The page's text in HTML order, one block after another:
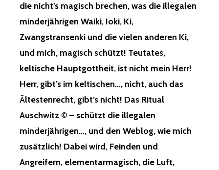
die nicht’s magisch brechen, was die illegalen
minderjährigen Waiki, Ioki, Ki,
Zwangstransenki und die vielen anderen Ki,
und mich, magisch schützt! Teutates,
keltische Hauptgottheit, ist nicht mein Herr!
Herr, gibt’s im keltischen…, nicht, auch das
Ältestenrecht, gibt’s nicht! Das Ritual
Auschwitz © – schützt die illegalen
minderjährigen…, und den Weblog, wie mich
zusätzlich! Dabei wird, Feinden und
Angreifern, elementarmagisch, die Luft,